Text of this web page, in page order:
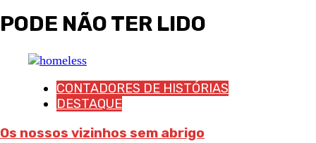
PODE NÃO TER LIDO
CONTADORES DE HISTÓRIAS
DESTAQUE
Os nossos vizinhos sem abrigo